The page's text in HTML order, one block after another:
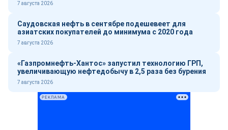
7 августа 2026
Саудовская нефть в сентябре подешевеет для
азиатских покупателей до минимума с 2020 года
7 августа 2026
«Газпромнефть-Хантос» запустил технологию ГРП,
увеличивающую нефтедобычу в 2,5 раза без бурения
7 августа 2026
РЕКЛАМА